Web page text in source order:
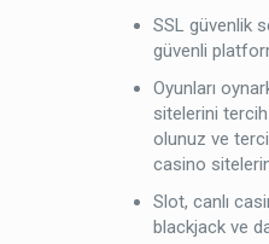
SSL güvenlik
güvenli
Oyunları
sitelerini
olunuz ve
casino
Slot, canlı
blackjack ve